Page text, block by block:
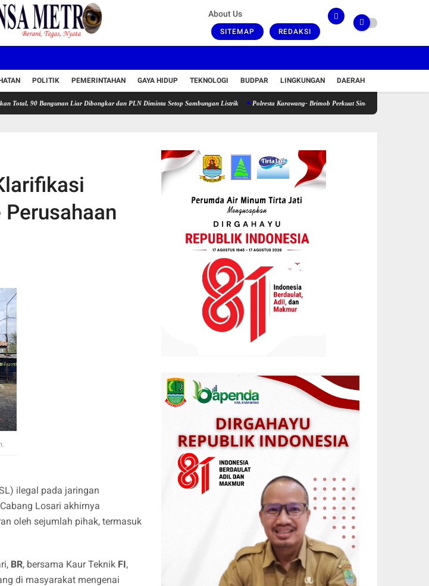
About Us
SITEMAP REDAKSI
POLITIK PEMERINTAHAN GAYA HIDUP TEKNOLOGI BUDPAR LINGKUNGAN DAERAH
Liar Dibongkar dan PLN Diminta Setop Sambungan Listrik Polresta Karawang- Brimob Perkuat Sinergitas, Dua Komandan Akpol
ilegal pada jaringan
Losari akhirnya
oleh sejumlah pihak, termasuk
BR, bersama Kaur Teknik FI,
di masyarakat mengenai